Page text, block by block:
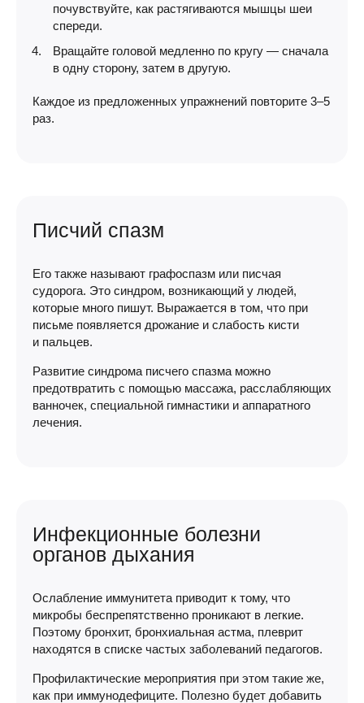
почувствуйте, как растягиваются мышцы шеи
спереди.
Вращайте головой медленно по кругу — сначала
в одну сторону, затем в другую.
Каждое из предложенных упражнений повторите 3–5
раз.
Писчий спазм
Его также называют графоспазм или писчая
судорога. Это синдром, возникающий у людей,
которые много пишут. Выражается в том, что при
письме появляется дрожание и слабость кисти
и пальцев.
Развитие синдрома писчего спазма можно
предотвратить с помощью массажа, расслабляющих
ванночек, специальной гимнастики и аппаратного
лечения.
Инфекционные болезни
органов дыхания
Ослабление иммунитета приводит к тому, что
микробы беспрепятственно проникают в легкие.
Поэтому бронхит, бронхиальная астма, плеврит
находятся в списке частых заболеваний педагогов.
Профилактические мероприятия при этом такие же,
как при иммунодефиците. Полезно будет добавить